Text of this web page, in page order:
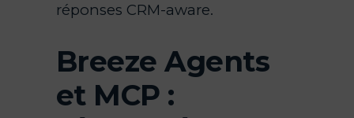
réponses CRM-aware.
Breeze Agents
et MCP :